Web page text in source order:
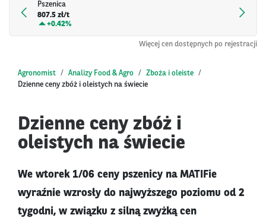
Pszenica
807.5 zł/t
+0.42%
Więcej cen dostępnych po rejestracji
Agronomist Analizy Food & Agro
Zboża i oleiste
Dzienne ceny zbóż i oleistych na świecie
Dzienne ceny zbóż i
oleistych na świecie
We wtorek 1/06 ceny pszenicy na MATIFie
wyraźnie wzrosły do najwyższego poziomu od 2
tygodni, w związku z silną zwyżką cen